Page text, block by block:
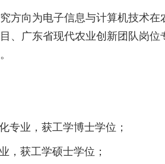
方向为电子信息与计算机技术
、广东省现代农业创新团队岗
专业，获工学博士学位；
，获工学硕士学位；